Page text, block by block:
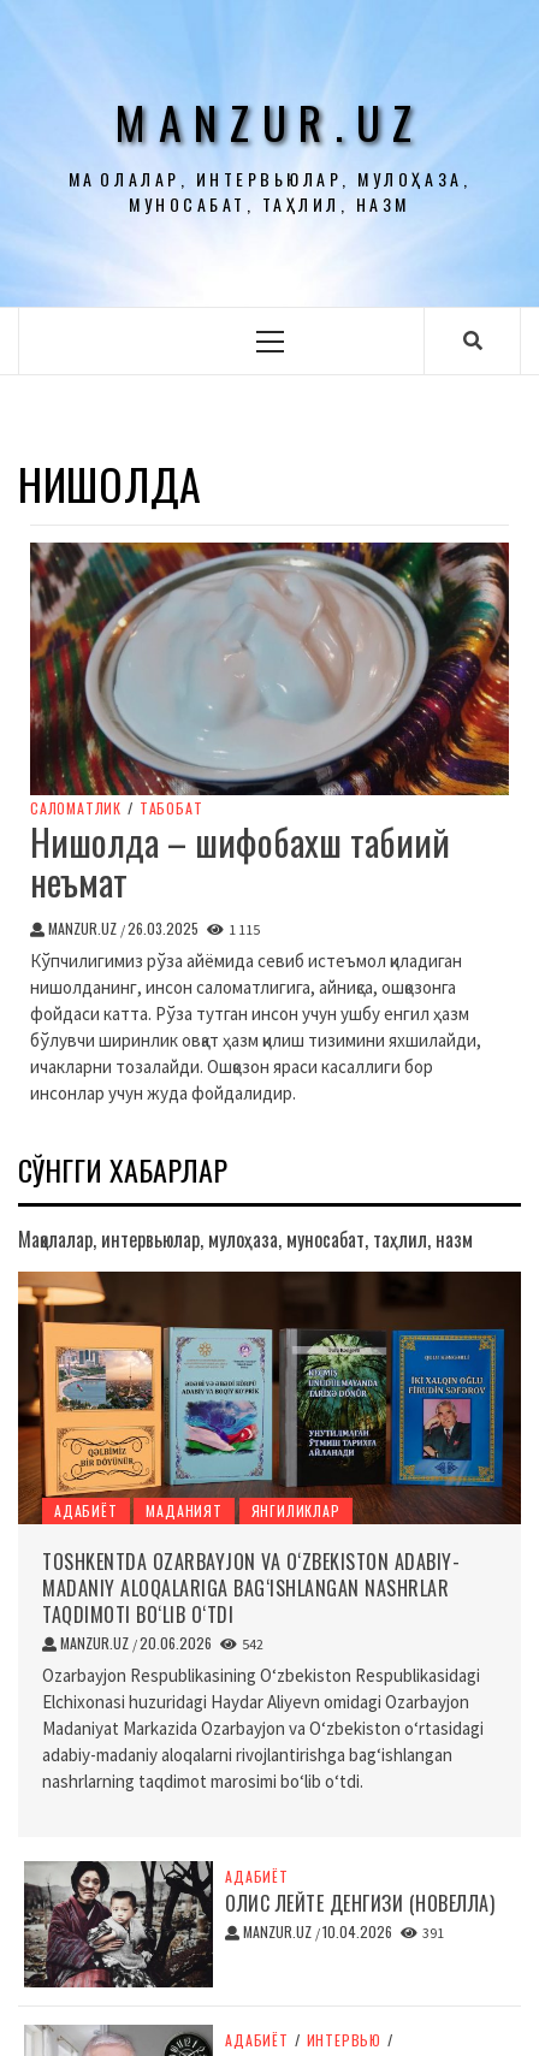
MANZUR.UZ
МАҚОЛАЛАР, ИНТЕРВЬЮЛАР, МУЛОҲАЗА,
МУНОСАБАТ, ТАҲЛИЛ, НАЗМ
меню
НИШОЛДА
CАЛОМАТЛИК / ТАБОБАТ
Нишолда – шифобахш табиий
неъмат
MANZUR.UZ /26.03.2025 1 115
Кўпчилигимиз рўза айёмида севиб истеъмол қиладиган
нишолданинг, инсон саломатлигига, айниқса, ошқозонга
фойдаси катта. Рўза тутган инсон учун ушбу енгил ҳазм
бўлувчи ширинлик овқат ҳазм қилиш тизимини яхшилайди,
ичакларни тозалайди. Ошқозон яраси касаллиги бор
инсонлар учун жуда фойдалидир.
СЎНГГИ ХАБАРЛАР
Мақолалар, интервьюлар, мулоҳаза, муносабат, таҳлил, назм
АДАБИЁТ МАДАНИЯТ ЯНГИЛИКЛАР
TOSHKENTDA OZARBAYJON VA O‘ZBEKISTON ADABIY-
MADANIY ALOQALARIGA BAG‘ISHLANGAN NASHRLAR
TAQDIMOTI BO‘LIB O‘TDI
MANZUR.UZ /20.06.2026 542
Ozarbayjon Respublikasining O‘zbekiston Respublikasidagi
Elchixonasi huzuridagi Haydar Aliyevn omidagi Ozarbayjon
Madaniyat Markazida Ozarbayjon va O‘zbekiston o‘rtasidagi
adabiy-madaniy aloqalarni rivojlantirishga bag‘ishlangan
nashrlarning taqdimot marosimi bo‘lib o‘tdi.
АДАБИЁТ
ОЛИС ЛЕЙТЕ ДЕНГИЗИ (НОВЕЛЛА)
MANZUR.UZ /10.04.2026 391
АДАБИЁТ / ИНТЕРВЬЮ /